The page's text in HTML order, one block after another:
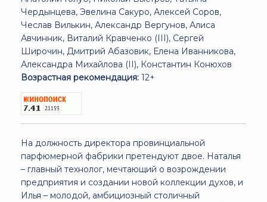
Чердынцева, Эвелина Сакуро, Алексей Соров,
Чеслав Вилькин, Александр Вергунов, Алиса
Авчинник, Виталий Кравченко (III), Сергей
Широчин, Дмитрий Абазовик, Елена Иванникова,
Александра Михайлова (II), Константин Конюхов
Возрастная рекомендация: 12+
На должность директора провинциальной
парфюмерной фабрики претендуют двое. Наталья
– главный технолог, мечтающий о возрождении
предприятия и создании новой коллекции духов, и
Илья – молодой, амбициозный столичный